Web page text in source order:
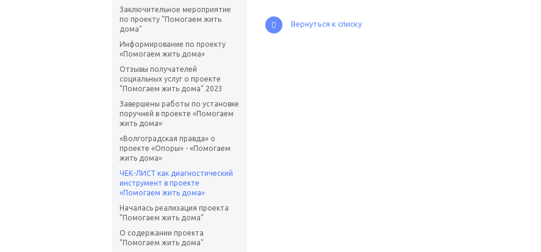
Заключительное мероприятие
по проекту "Помогаем жить
дома"
Информирование по проекту
«Помогаем жить дома»
Отзывы получателей
социальных услуг о проекте
"Помогаем жить дома" 2023
Завершены работы по установке
поручней в проекте «Помогаем
жить дома»
«Волгоградская правда» о
проекте «Опоры» - «Помогаем
жить дома»
ЧЕК-ЛИСТ как диагностический
инструмент в проекте
«Помогаем жить дома»
Началась реализация проекта
"Помогаем жить дома"
О содержании проекта
"Помогаем жить дома"
Вернуться к списку